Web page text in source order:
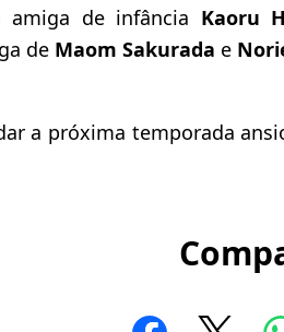
amiga de infância Kaoru
de Maom Sakurada e
a próxima temporada